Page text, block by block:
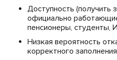
Доступность (получить
официально
пенсионеры, студенты,
Низкая вероятность
корректного